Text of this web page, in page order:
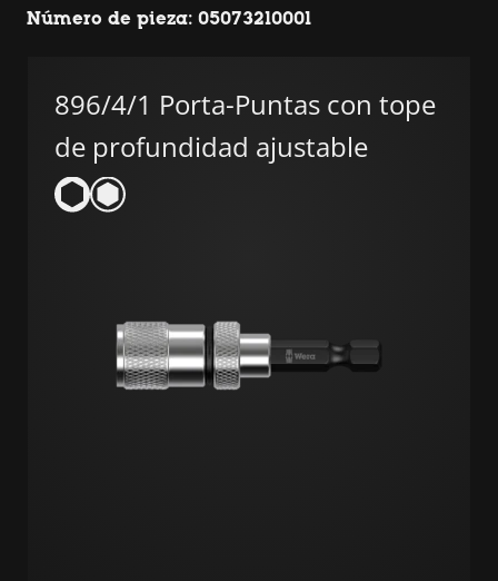
Número de pieza: 05073210001
896/4/1 Porta-Puntas con tope
de profundidad ajustable